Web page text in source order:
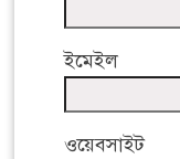
ইমেইল
ওয়েবসাইট